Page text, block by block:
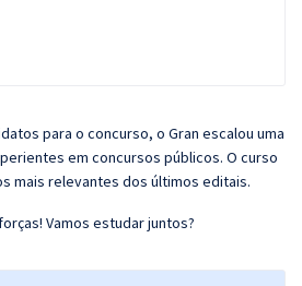
para o concurso, o Gran escalou uma
em concursos públicos. O curso
mais relevantes dos últimos editais.
Vamos estudar juntos?